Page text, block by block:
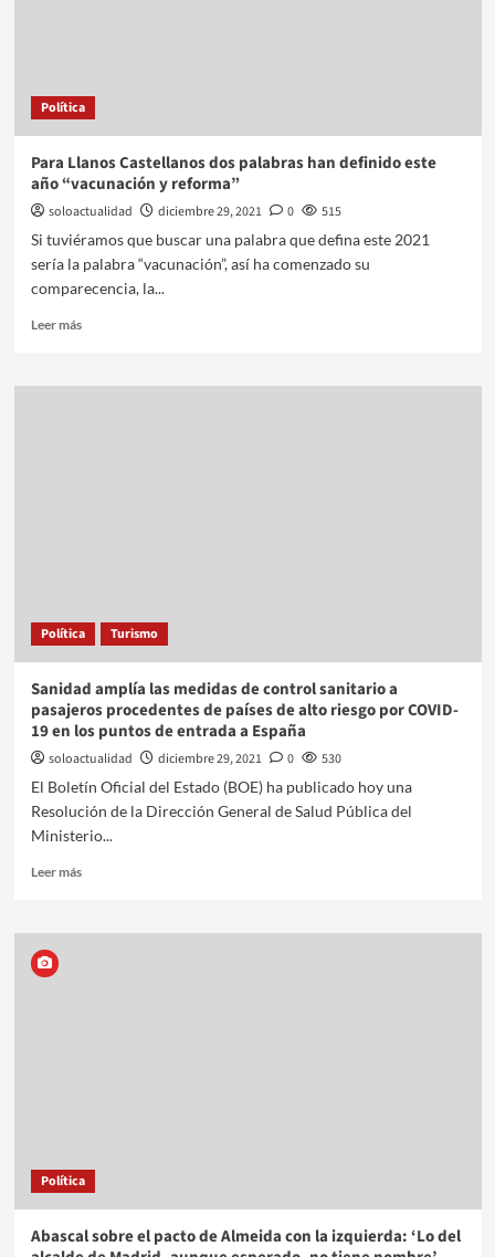
Política
Para Llanos Castellanos dos palabras han definido este
año “vacunación y reforma”
soloactualidad diciembre 29, 2021 0
515
Si tuviéramos que buscar una palabra que defina este 2021
sería la palabra “vacunación”, así ha comenzado su
comparecencia, la...
Leer más
Política Turismo
Sanidad amplía las medidas de control sanitario a
pasajeros procedentes de países de alto riesgo por COVID-
19 en los puntos de entrada a España
soloactualidad diciembre 29, 2021 0
530
El Boletín Oficial del Estado (BOE) ha publicado hoy una
Resolución de la Dirección General de Salud Pública del
Ministerio...
Leer más
Política
Abascal sobre el pacto de Almeida con la izquierda: ‘Lo del